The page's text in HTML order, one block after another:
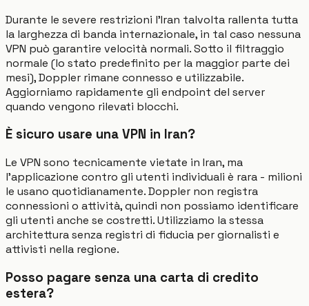
Durante le severe restrizioni l'Iran talvolta rallenta tutta
la larghezza di banda internazionale, in tal caso nessuna
VPN può garantire velocità normali. Sotto il filtraggio
normale (lo stato predefinito per la maggior parte dei
mesi), Doppler rimane connesso e utilizzabile.
Aggiorniamo rapidamente gli endpoint del server
quando vengono rilevati blocchi.
È sicuro usare una VPN in Iran?
Le VPN sono tecnicamente vietate in Iran, ma
l'applicazione contro gli utenti individuali è rara - milioni
le usano quotidianamente. Doppler non registra
connessioni o attività, quindi non possiamo identificare
gli utenti anche se costretti. Utilizziamo la stessa
architettura senza registri di fiducia per giornalisti e
attivisti nella regione.
Posso pagare senza una carta di credito
estera?